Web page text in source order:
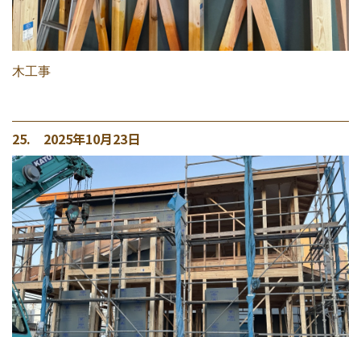
木工事
25. 2025年10月23日